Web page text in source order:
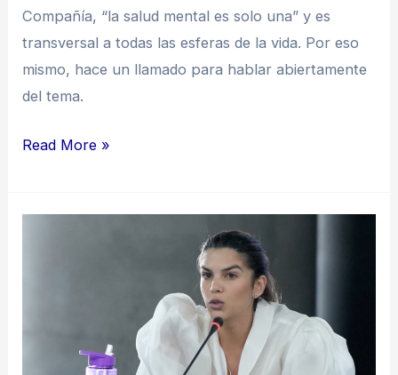
Compañía, “la salud mental es solo una” y es
transversal a todas las esferas de la vida. Por eso
mismo, hace un llamado para hablar abiertamente
del tema.
Read More »